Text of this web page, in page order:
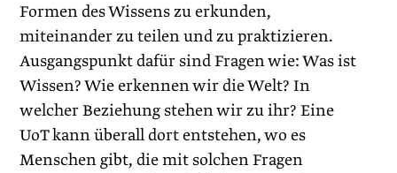
Formen des Wissens zu erkunden,
miteinander zu teilen und zu praktizieren.
Ausgangspunkt dafür sind Fragen wie: Was ist
Wissen? Wie erkennen wir die Welt? In
welcher Beziehung stehen wir zu ihr? Eine
UoT kann überall dort entstehen, wo es
Menschen gibt, die mit solchen Fragen